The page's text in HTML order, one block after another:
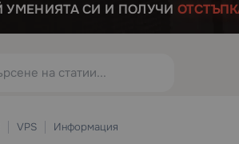
УМЕНИЯТА СИ И ПОЛУЧИ
VPS Информация